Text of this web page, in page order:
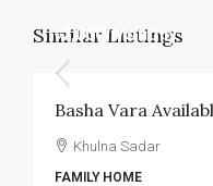
Similar Listings
৳7,000 /Monthly
Basha Vara
Khulna Sadar
FAMILY HOME